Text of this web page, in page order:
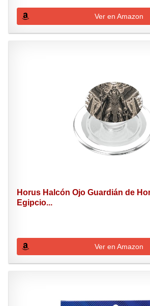
Ver en Amazon
Horus Halcón Ojo Guardián de
Egipcio...
Ver en Amazon